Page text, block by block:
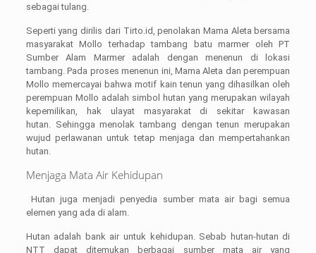
sebagai tulang.
Seperti yang dirilis dari Tirto.id, penolakan Mama Aleta bersama
masyarakat Mollo terhadap tambang batu marmer oleh PT
Sumber Alam Marmer adalah dengan menenun di lokasi
tambang. Pada proses menenun ini, Mama Aleta dan perempuan
Mollo memercayai bahwa motif kain tenun yang dihasilkan oleh
perempuan Mollo adalah simbol hutan yang merupakan wilayah
kepemilikan, hak ulayat masyarakat di sekitar kawasan
hutan. Sehingga menolak tambang dengan tenun merupakan
wujud perlawanan untuk tetap menjaga dan mempertahankan
hutan.
Menjaga Mata Air Kehidupan
Hutan juga menjadi penyedia sumber mata air bagi semua
elemen yang ada di alam.
Hutan adalah bank air untuk kehidupan. Sebab hutan-hutan di
NTT dapat ditemukan berbagai sumber mata air yang